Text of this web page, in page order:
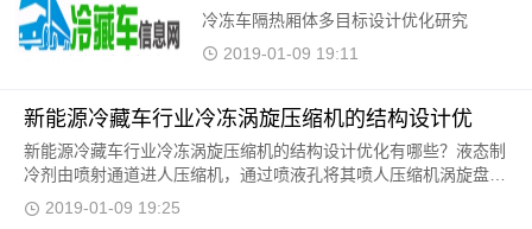
冷冻车隔热厢体多目标设计优化研究
2019-01-09 19:11
新能源冷藏车行业冷冻涡旋压缩机的结构设计优
新能源冷藏车行业冷冻涡旋压缩机的结构设计优化有哪些？液态制
冷剂由喷射通道进人压缩机，通过喷液孔将其喷人压缩机涡旋盘的
中间压缩腔内，与压缩机压缩腔内制冷剂混合，达到
2019-01-09 19:25